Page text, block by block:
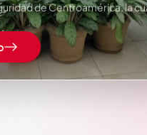
de Centroamérica, la
de representantes de los 8
de la Integración
y la Secretaría General.
aprobó el marco